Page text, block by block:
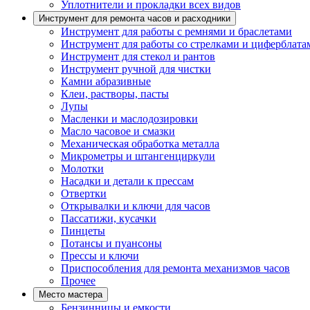
Уплотнители и прокладки всех видов
Инструмент для ремонта часов и расходники
Инструмент для работы с ремнями и браслетами
Инструмент для работы со стрелками и
Инструмент для стекол и рантов
Инструмент ручной для чистки
Камни абразивные
Клеи, растворы, пасты
Лупы
Масленки и маслодозировки
Масло часовое и смазки
Механическая обработка металла
Микрометры и штангенциркули
Молотки
Насадки и детали к прессам
Отвертки
Открывалки и ключи для часов
Пассатижи, кусачки
Пинцеты
Потансы и пуансоны
Прессы и ключи
Приспособления для ремонта механизмов часов
Прочее
Место мастера
Бензинницы и емкости